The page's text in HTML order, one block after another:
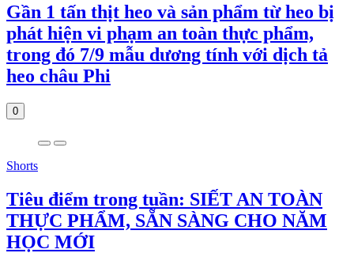
Gần 1 tấn thịt heo và sản phẩm từ heo bị
phát hiện vi phạm an toàn thực phẩm,
trong đó 7/9 mẫu dương tính với dịch tả
heo châu Phi
0
Shorts
Tiêu điểm trong tuần: SIẾT AN TOÀN
THỰC PHẨM, SẴN SÀNG CHO NĂM
HỌC MỚI